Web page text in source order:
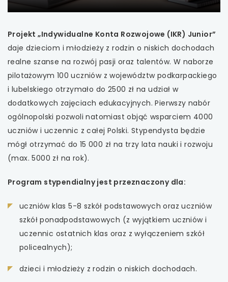
uwaga, link otwiera się w nowej karcie
uwaga, link otwiera się w nowej karcie
uwaga, link otwiera się w nowej karcie
uwaga, link otwiera się w nowej karcie
uwaga, link otwiera się w nowej karcie
uwaga, link otwiera się w nowej karcie
uwaga, link otwiera się w nowej karcie
Projekt „Indywidualne Konta Rozwojowe (IKR) Junior”
daje dzieciom i młodzieży z rodzin o niskich dochodach
realne szanse na rozwój pasji oraz talentów. W naborze
pilotażowym 100 uczniów z województw podkarpackiego
i lubelskiego otrzymało do 2500 zł na udział w
dodatkowych zajęciach edukacyjnych. Pierwszy nabór
ogólnopolski pozwoli natomiast objąć wsparciem 4000
uczniów i uczennic z całej Polski. Stypendysta będzie
mógł otrzymać do 15 000 zł na trzy lata nauki i rozwoju
(max. 5000 zł na rok).
Program stypendialny jest przeznaczony dla:
uczniów klas 5-8 szkół podstawowych oraz uczniów
szkół ponadpodstawowych (z wyjątkiem uczniów i
uczennic ostatnich klas oraz z wyłączeniem szkół
policealnych);
dzieci i młodzieży z rodzin o niskich dochodach.